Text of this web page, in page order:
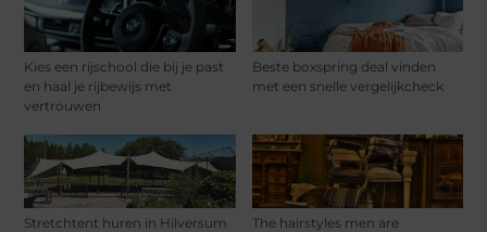
Kies een rijschool die bij je past
en haal je rijbewijs met
vertrouwen
Beste boxspring deal vinden
met een snelle vergelijkcheck
Stretchtent huren in Hilversum
The hairstyles men are